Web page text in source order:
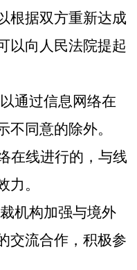
根据双方重新达成
以向人民法院提起
通过信息网络在
不同意的除外。
在线进行的，与线
力。
机构加强与境外
交流合作，积极参